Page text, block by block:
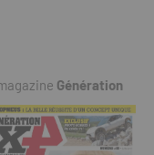
Génération